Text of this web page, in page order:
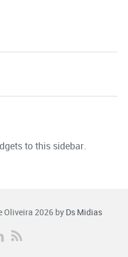
to this sidebar.
Oliveira 2026 by Ds Midias